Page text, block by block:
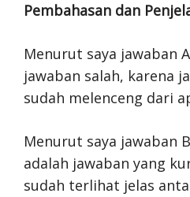
Pembahasan dan
Menurut saya jawaban
jawaban salah, karena
sudah melenceng dari
Menurut saya jawaban
adalah jawaban yang
sudah terlihat jelas